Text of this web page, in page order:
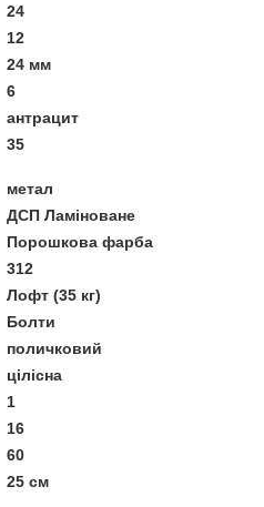
24
12
24 мм
6
антрацит
35
метал
ДСП Ламіноване
Порошкова фарба
312
Лофт (35 кг)
Болти
поличковий
цілісна
1
16
60
25 см